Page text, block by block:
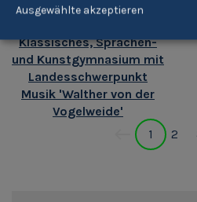
Klassisches, Sprachen-
und Kunstgymnasium mit
Landesschwerpunkt
Musik 'Walther von der
Vogelweide'
1 2
Ausgewählte akzeptieren